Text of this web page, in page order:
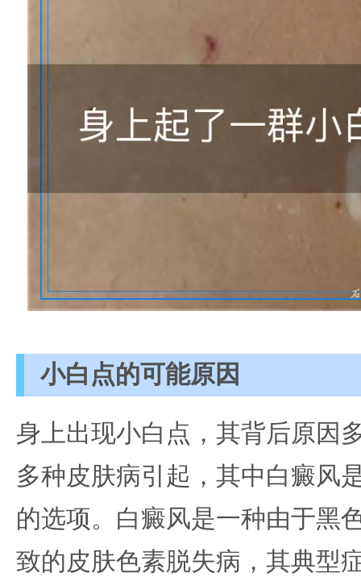
小白点的可能原因
身上出现小白点，其背后原因
多种皮肤病引起，其中白癜风
的选项。白癜风是一种由于黑
致的皮肤色素脱失病，其典型